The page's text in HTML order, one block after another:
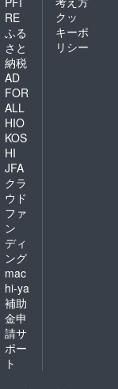
RE
ふる
さと
納税
AD
FOR
ALL
HIO
KOS
HI
JFA
クラ
ウド
ファ
ン
ディ
ング
mac
hi-ya
補助
金申
請サ
ポー
ト
クッ
キーポ
リシー